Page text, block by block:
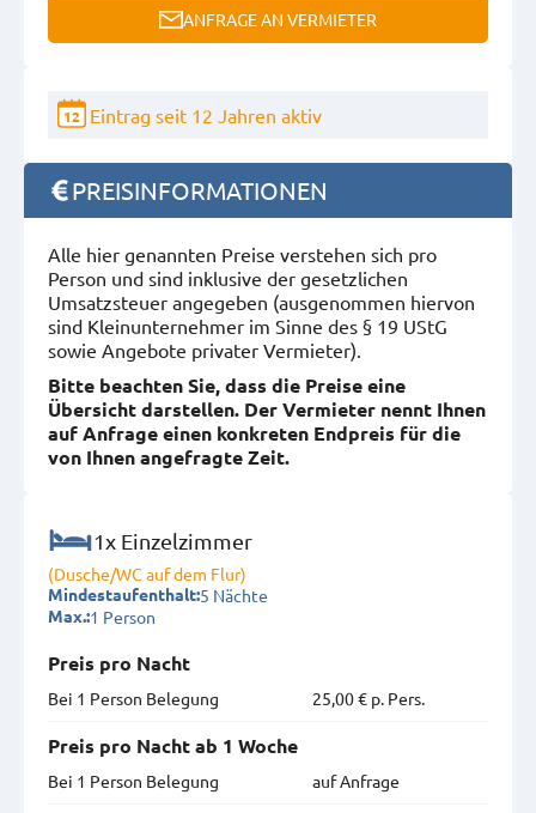
ANFRAGE AN VERMIETER
12 Eintrag seit 12 Jahren aktiv
PREISINFORMATIONEN
Alle hier genannten Preise verstehen sich pro
Person und sind inklusive der gesetzlichen
Umsatzsteuer angegeben (ausgenommen hiervon
sind Kleinunternehmer im Sinne des § 19 UStG
sowie Angebote privater Vermieter).
Bitte beachten Sie, dass die Preise eine
Übersicht darstellen. Der Vermieter nennt Ihnen
auf Anfrage einen konkreten Endpreis für die
von Ihnen angefragte Zeit.
1x Einzelzimmer
(Dusche/WC auf dem Flur)
Mindestaufenthalt:5 Nächte
Max.:1 Person
Preis pro Nacht
Bei 1 Person Belegung
25,00 € p. Pers.
Preis pro Nacht ab 1 Woche
Bei 1 Person Belegung
auf Anfrage